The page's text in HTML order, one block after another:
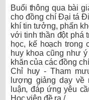
Buổi thông qua bài
cho đồng chí Đại tá
khí tin tưởng, phấn
với tinh thần đột phá
học, kế hoạch trong
huy khoa cũng như
khăn của các đồng
Chỉ huy - Tham
lượng giảng dạy
luận, đáp ứng yêu